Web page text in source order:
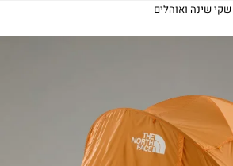
שקי שינה ואוהלים